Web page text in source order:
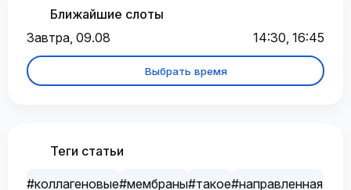
Ближайшие слоты
Завтра, 09.08
14:30, 16:45
Выбрать время
Теги статьи
#коллагеновые#мембраны#такое#направленная